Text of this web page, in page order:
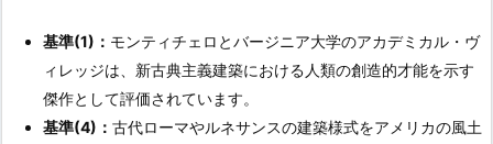
基準(1)： モンティチェロとバージニア大学のアカデミカル・ヴ
ィレッジは、新古典主義建築における人類の創造的才能を示す
傑作として評価されています。
基準(4)： 古代ローマやルネサンスの建築様式をアメリカの風土